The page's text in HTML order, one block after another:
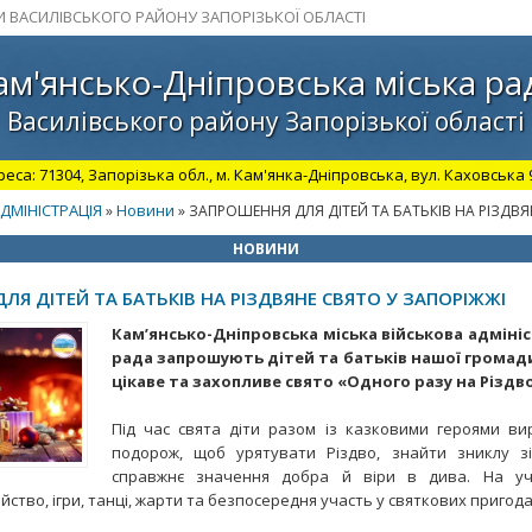
РАЙОНУ ЗАПОРІЗЬКОЇ ОБЛАСТІ
Дніпровська міська
Василівського району Запорізької області
71304, Запорізька обл., м. Кам'янка-Дніпровська, вул. Каховська
»Новини » ЗАПРОШЕННЯ ДЛЯ ДІТЕЙ ТА БАТЬКІВ НА
НОВИНИ
ДІТЕЙ ТА БАТЬКІВ НА РІЗДВЯНЕ СВЯТО У ЗАПОРІЖЖІ
Кам’янсько-Дніпровська міська військова
рада запрошують дітей та батьків нашої
цікаве та захопливе свято «Одного разу на
Під час свята діти разом із казковими героями
подорож, щоб урятувати Різдво, знайти зниклу
справжнє значення добра й віри в дива. На
ігри, танці, жарти та безпосередня участь у святкових